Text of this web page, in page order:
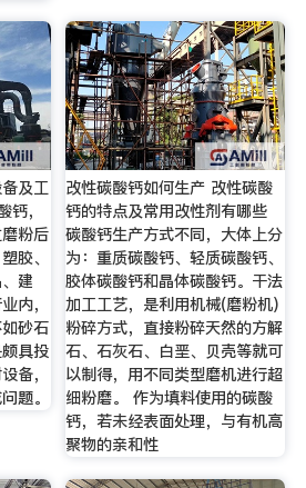
及工
，
粉后
胶、
建
内，
砂石
具投
备，
题。
改性碳酸钙如何生产 改性碳酸
钙的特点及常用改性剂有哪些
碳酸钙生产方式不同，大体上分
为：重质碳酸钙、轻质碳酸钙、
胶体碳酸钙和晶体碳酸钙。干法
加工工艺，是利用机械(磨粉机)
粉碎方式，直接粉碎天然的方解
石、石灰石、白垩、贝壳等就可
以制得，用不同类型磨机进行超
细粉磨。 作为填料使用的碳酸
钙，若未经表面处理，与有机高
聚物的亲和性